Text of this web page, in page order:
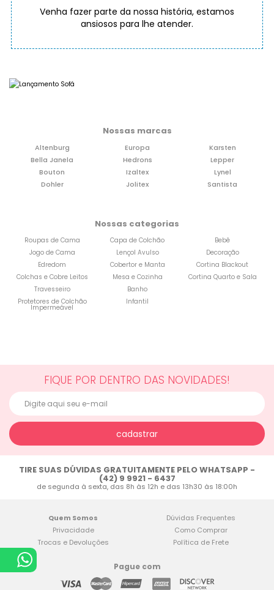
Venha fazer parte da nossa história, estamos
ansiosos para lhe atender.
Nossas marcas
Altenburg
Bella Janela
Bouton
Dohler
Europa
Hedrons
Izaltex
Jolitex
Karsten
Lepper
Lynel
Santista
Nossas categorias
Roupas de Cama
Jogo de Cama
Edredom
Colchas e Cobre Leitos
Travesseiro
Protetores de Colchão
Impermeável
Capa de Colchão
Lençol Avulso
Cobertor e Manta
Mesa e Cozinha
Banho
Infantil
Bebê
Decoração
Cortina Blackout
Cortina Quarto e Sala
FIQUE POR DENTRO DAS NOVIDADES!
cadastrar
TIRE SUAS DÚVIDAS GRATUITAMENTE PELO WHATSAPP -
(42) 9 9921 - 6437
de segunda à sexta, das 8h às 12h e das 13h30 às 18:00h
Quem Somos
Privacidade
Trocas e Devoluções
Dúvidas Frequentes
Como Comprar
Política de Frete
Pague com